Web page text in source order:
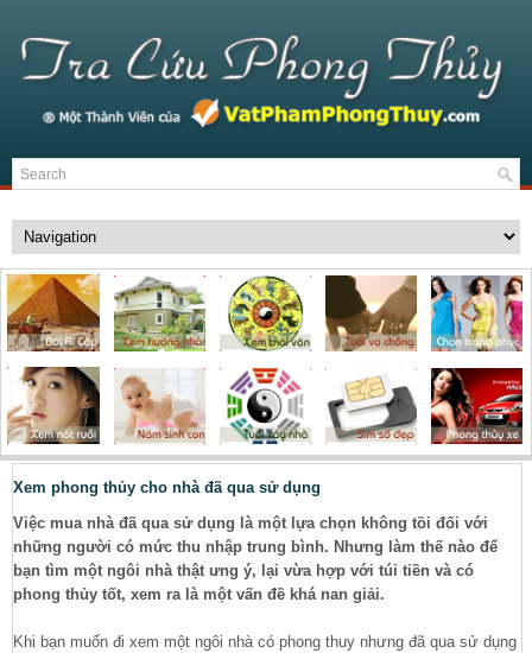
Xem phong thủy cho nhà đã qua sử dụng
Việc mua nhà đã qua sử dụng là một lựa chọn không tồi đối với
những người có mức thu nhập trung bình. Nhưng làm thế nào để
bạn tìm một ngôi nhà thật ưng ý, lại vừa hợp với túi tiền và có
phong thủy tốt, xem ra là một vấn đề khá nan giải.
Khi bạn muốn đi xem một ngôi nhà có phong thuy nhưng đã qua sử dụng